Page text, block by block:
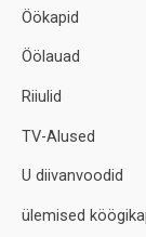
Öökapid
Öölauad
Riiulid
TV-Alused
U diivanvoodid
ülemised